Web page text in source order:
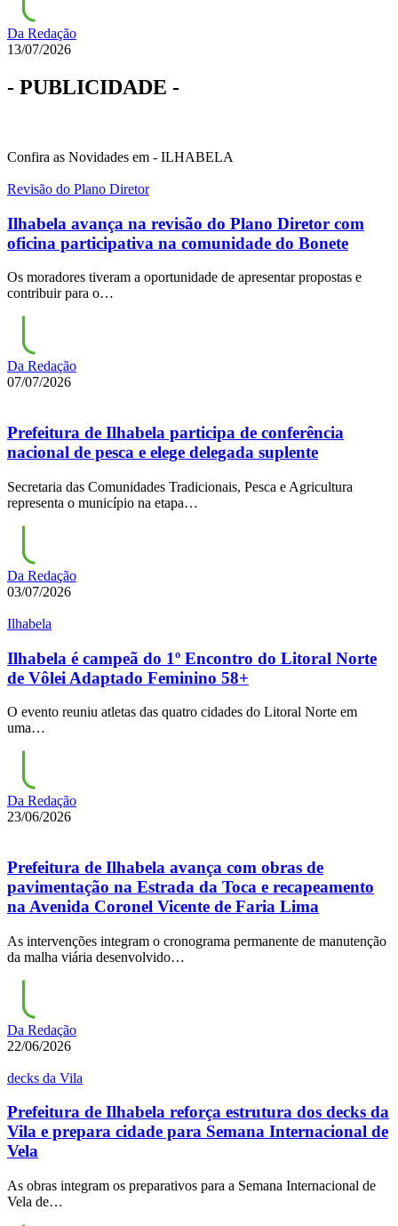
Da Redação
13/07/2026
- PUBLICIDADE -
Confira as Novidades em - ILHABELA
Revisão do Plano Diretor
Ilhabela avança na revisão do Plano Diretor com
oficina participativa na comunidade do Bonete
Os moradores tiveram a oportunidade de apresentar propostas e
contribuir para o…
Da Redação
07/07/2026
Prefeitura de Ilhabela participa de conferência
nacional de pesca e elege delegada suplente
Secretaria das Comunidades Tradicionais, Pesca e Agricultura
representa o município na etapa…
Da Redação
03/07/2026
Ilhabela
Ilhabela é campeã do 1º Encontro do Litoral Norte
de Vôlei Adaptado Feminino 58+
O evento reuniu atletas das quatro cidades do Litoral Norte em
uma…
Da Redação
23/06/2026
Prefeitura de Ilhabela avança com obras de
pavimentação na Estrada da Toca e recapeamento
na Avenida Coronel Vicente de Faria Lima
As intervenções integram o cronograma permanente de manutenção
da malha viária desenvolvido…
Da Redação
22/06/2026
decks da Vila
Prefeitura de Ilhabela reforça estrutura dos decks da
Vila e prepara cidade para Semana Internacional de
Vela
As obras integram os preparativos para a Semana Internacional de
Vela de…